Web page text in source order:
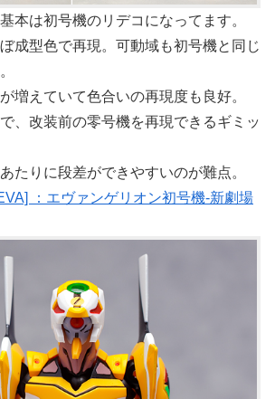
本は初号機のリデコになってます。
成型色で再現。可動域も初号機と同じ
増えていて色合いの再現度も良好。
、改装前の零号機を再現できるギミッ
たりに段差ができやすいのが難点。
：エヴァンゲリオン初号機-新劇場